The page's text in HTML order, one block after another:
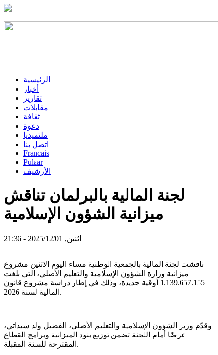
الرئيسية
أخبار
تقارير
مقابلات
ثقافة
دعوة
ملتميديا
اتصل بنا
Francais
Pulaar
الأرشيف
لجنة المالية بالبرلمان تناقش
ميزانية الشؤون الإسلامية
اثنين, 2025/12/01 - 21:36
ناقشت لجنة المالية بالجمعية الوطنية مساء اليوم الاثنين مشروع
ميزانية وزارة الشؤون الإسلامية والتعليم الأصلي، التي بلغت
1.139.657.155 أوقية جديدة، وذلك في إطار دراسة مشروع قانون
المالية لسنة 2026.
وقدّم وزير الشؤون الإسلامية والتعليم الأصلي، الفضيل ولد سيداتي،
عرضًا أمام اللجنة تضمن توزيع بنود الميزانية وبرامج القطاع
المقترحة للسنة المقبلة.